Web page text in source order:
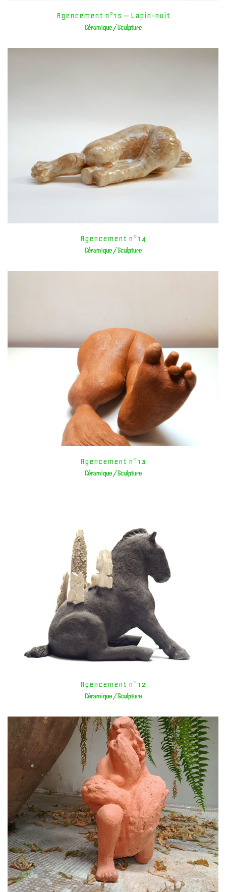
Agencement n°15 – Lapin-nuit
Céramique / Sculpture
Agencement n°14
Céramique / Sculpture
Agencement n°13
Céramique / Sculpture
Agencement n°12
Céramique / Sculpture